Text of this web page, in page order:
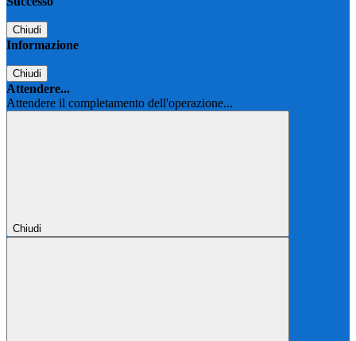
Chiudi
Informazione
Chiudi
Attendere...
Attendere il completamento dell'operazione...
Chiudi